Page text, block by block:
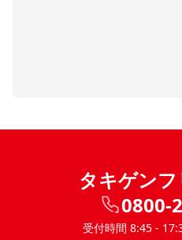
タキゲン
0800-
受付時間 8:45 -